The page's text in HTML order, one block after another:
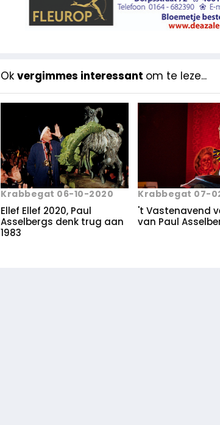
Ok vergimmes interessant om te leze...
Krabbegat 06-10-2020
Ellef Ellef 2020, Paul
Asselbergs denk trug aan
1983
Krabbegat 07-
't Vastenavend
van Paul